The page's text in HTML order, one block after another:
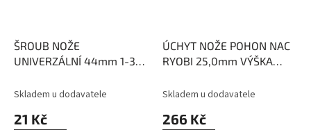
ŠROUB NOŽE
UNIVERZÁLNÍ 44mm 1-3/4
Skladem u dodavatele
21 Kč
ÚCHYT NOŽE POHON NAC
RYOBI 25,0mm VÝŠKA
Skladem u dodavatele
266 Kč